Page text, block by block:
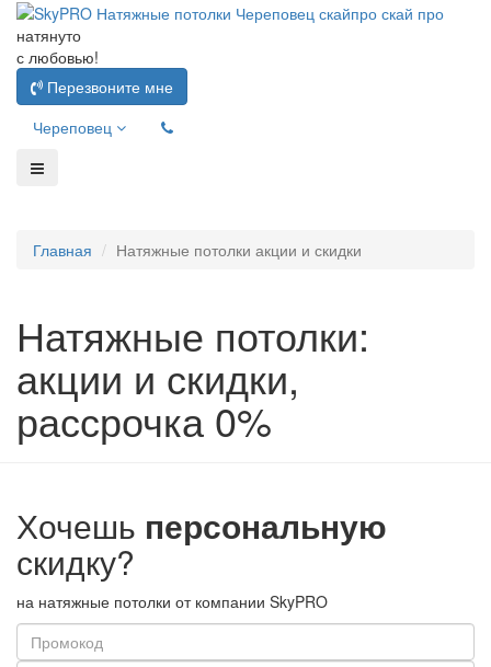
натянуто
с любовью!
Перезвоните мне
Череповец
Главная Натяжные потолки акции и скидки
Натяжные потолки:
акции и скидки,
рассрочка 0%
Хочешь персональную
скидку?
на натяжные потолки от компании SkyPRO